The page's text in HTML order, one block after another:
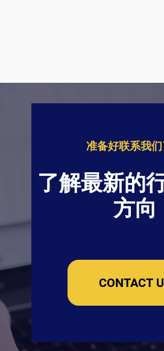
准备好联系我
了解最新的
方向
CONTACT